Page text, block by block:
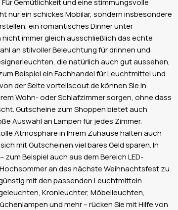
Gemütlichkeit und eine stimmungsvolle
nur ein schickes Mobilar, sondern insbesondere
ein romantisches Dinner unter
immer gleich ausschließlich das echte
an stilvoller Beleuchtung für drinnen und
die natürlich auch gut aussehen,
Beispiel ein Fachhandel für Leuchtmittel und
der Seite vorteilscout.de können Sie in
Wohn- oder Schlafzimmer sorgen, ohne dass
Gutscheine zum Shoppen bietet auch
Auswahl an Lampen für jedes Zimmer.
Atmosphäre in Ihrem Zuhause halten auch
mit Gutscheinen viel bares Geld sparen. In
Beispiel auch aus dem Bereich LED-
an das nächste Weihnachtsfest zu
mit den passenden Leuchtmitteln
Kronleuchter, Möbelleuchten,
und mehr – rücken Sie mit Hilfe von